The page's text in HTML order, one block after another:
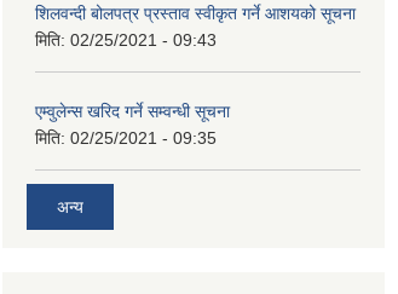
शिलवन्दी बोलपत्र प्रस्ताव स्वीकृत गर्ने आशयको सूचना
मिति: 02/25/2021 - 09:43
एम्वुलेन्स खरिद गर्ने सम्वन्धी सूचना
मिति: 02/25/2021 - 09:35
अन्य